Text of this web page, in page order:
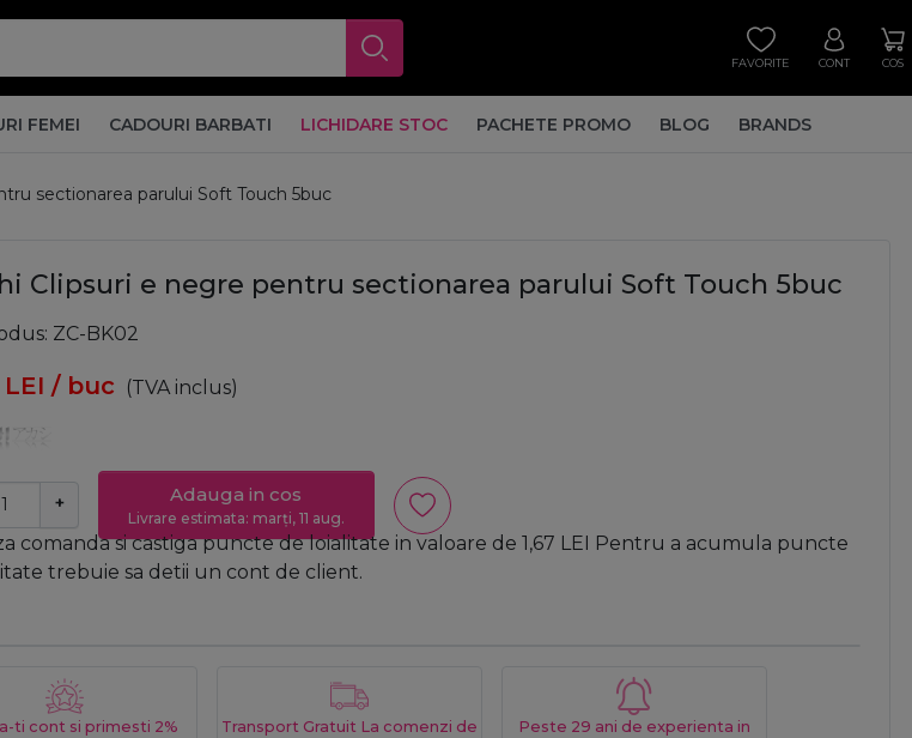
FAVORITE CONT COS
FEMEI CADOURI BARBATI LICHIDARE STOC PACHETE PROMO BLOG BRANDS
sectionarea parului Soft Touch 5buc
Clipsuri e negre pentru sectionarea parului Soft Touch 5buc
ZC-BK02
LEI / buc (TVA inclus)
+ Adauga in cos
Livrare estimata: marți, 11 aug.
comanda si castiga puncte de loialitate in valoare de 1,67 LEI Pentru a acumula puncte
trebuie sa detii un cont de client.
ti cont si primesti 2%
Transport Gratuit La comenzi de
Peste 29 ani de experienta in